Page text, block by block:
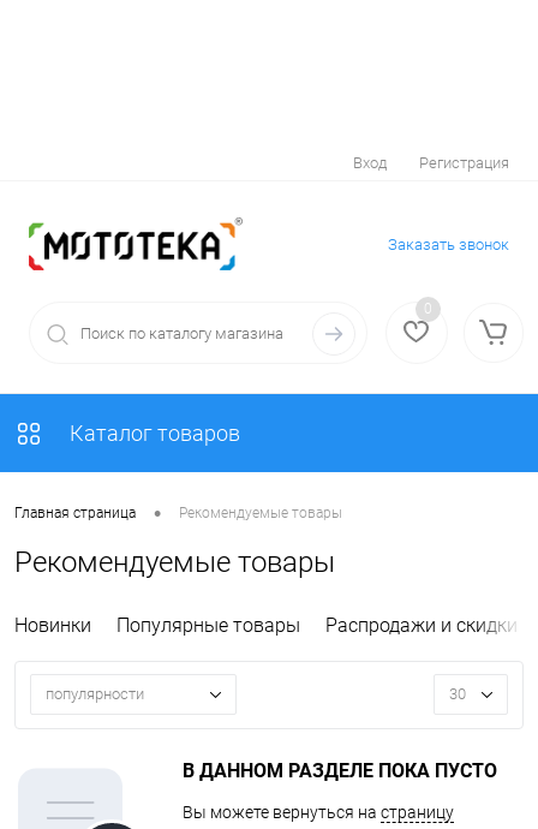
Вход Регистрация
Заказать звонок
0
Каталог товаров
Главная страница • Рекомендуемые товары
Рекомендуемые товары
Новинки Популярные товары Распродажи и скидки
популярности 30
В ДАННОМ РАЗДЕЛЕ ПОКА ПУСТО
Вы можете вернуться на страницу